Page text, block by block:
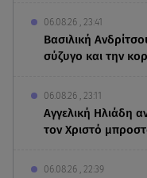
06.08.26 , 23:41
Βασιλική
σύζυγο και την
06.08.26 , 23:11
Αγγελική Ηλιάδη
τον Χριστό
06.08.26 , 22:39